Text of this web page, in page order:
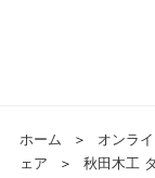
ホーム ＞ オンラ
ェア
＞
秋田木工